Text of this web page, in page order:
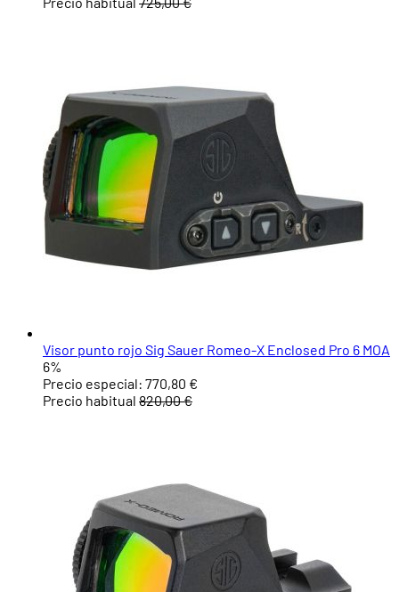
Visor punto rojo Sig Sauer Romeo-X Enclosed Pro 6 MOA
6%
Precio especial: 770,80 €
Precio habitual 820,00 €